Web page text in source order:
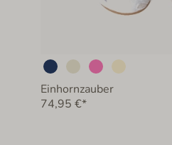
Einhornzauber
74,95 €*